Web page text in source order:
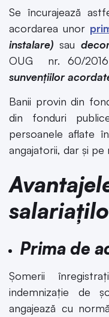
Se încurajează
acordarea unor
instalare) sau
OUG nr. 60/
sunvențiilor
Banii provin din
din fonduri
persoanele aflate
angajatorii, dar şi pe
Prima de
Șomerii
indemnizație de
angajează cu